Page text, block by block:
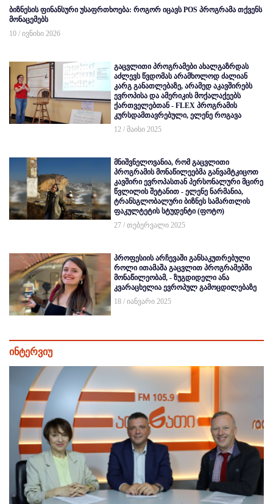
ბიზნესის ფინანსური უსაფრთხოება: როგორ იცავს POS პროგრამა თქვენს
მონაცემებს
10 / ივნისი 2026
გაცვლითი პროგრამები ახალგაზრდას
აძლევს წვდომას არამხოლოდ ძალიან
კარგ განათლებაზე, არამედ აკავშირებს
ევროპისა და ამერიკის მოქალაქეებს
ქართველებთან - FLEX პროგრამის
კურსდამთავრებული, ელენე როგავა
12 / მაისი 2025
მნიშვნელოვანია, რომ გაცვლითი
პროგრამის მონაწილეებმა განვამტკიცოთ
კავშირი ევროპასთან პერსონალური მცირე
წვლილის შეტანით - ელენე ნარმანია,
ტრანსგლობალური ბიზნეს სამართლის
ფაკულტეტის სტუდენტი (ფოტო)
27 / თებერვალი 2025
პროფესიის არჩევაში განსაკუთრებული
როლი ითამაშა გაცვლით პროგრამებში
მონაწილეობამ, - ზუგდიდელი ანა
კვარაცხელია ევროპულ გამოცდილებაზე
18 / იანვარი 2025
ინტერვიუ